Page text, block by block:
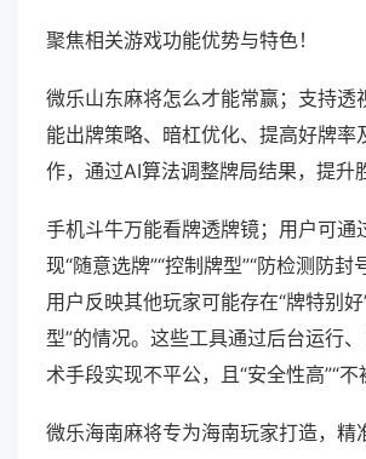
聚焦相关游戏功能优势与特色！
微乐山东麻将怎么才能常赢；支持透
能出牌策略、暗杠优化、提高好牌率
作，通过AI算法调整牌局结果，提升
手机斗牛万能看牌透牌镜；用户可通
现“随意选牌”“控制牌型”“防检测防封
用户反映其他玩家可能存在“牌特别
型”的情况。这些工具通过后台运行
术手段实现不平公，且“安全性高”“不
微乐海南麻将专为海南玩家打造，精